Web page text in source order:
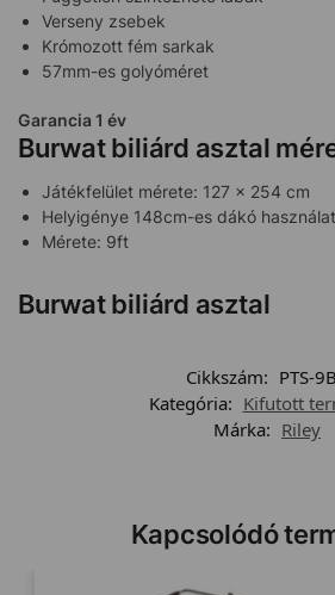
Verseny zsebek
Krómozott fém sarkak
57mm-es golyóméret
Garancia 1 év
Burwat biliárd asztal
Játékfelület mérete: 127 x 254 cm
Helyigénye 148cm-es dákó
Mérete: 9ft
Burwat biliárd asztal
Cikkszám: PTS-
Kategória: Kifutott
Márka: Riley
Kapcsolódó